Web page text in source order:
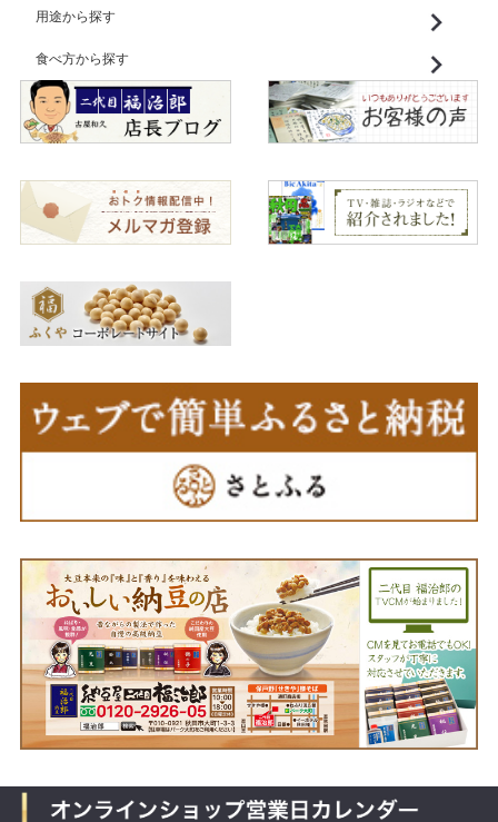
用途から探す
食べ方から探す